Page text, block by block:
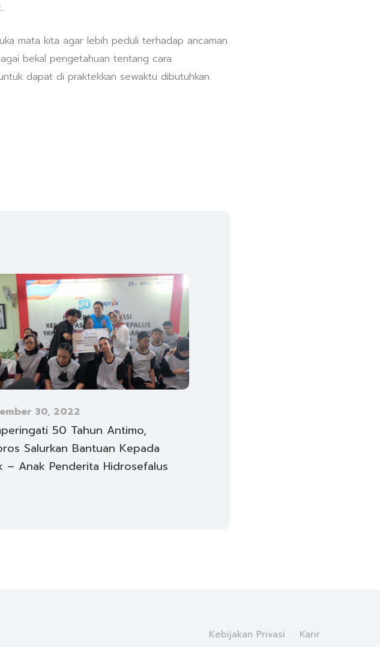
mata kita agar lebih peduli terhadap ancaman
bekal pengetahuan tentang cara
dapat di praktekkan sewaktu dibutuhkan.
30, 2022
50 Tahun Antimo,
Salurkan Bantuan Kepada
– Anak Penderita Hidrosefalus
Kebijakan Privasi Karir